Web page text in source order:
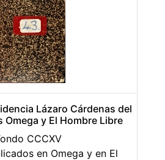
Lázaro Cárdenas del
Omega y El Hombre Libre
CCCXV
en Omega y en El